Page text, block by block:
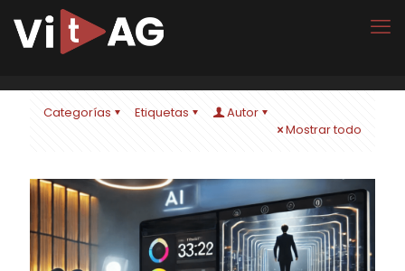
Categorías Etiquetas
Autor
Mostrar todo